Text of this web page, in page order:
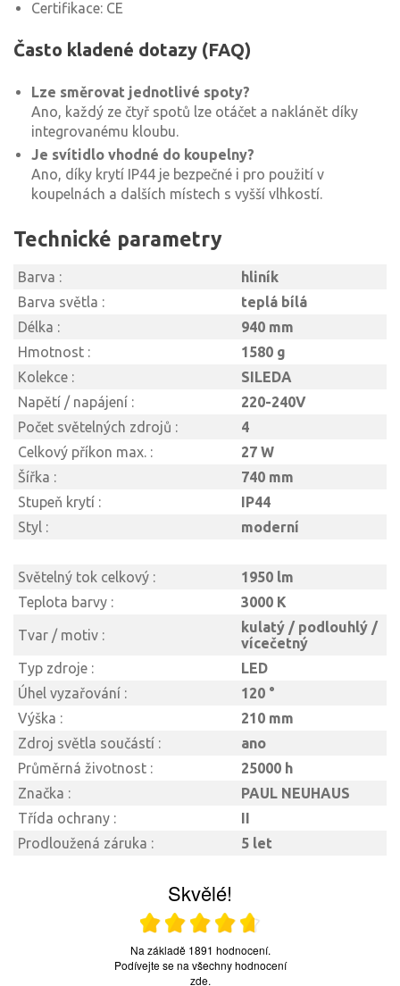
Certifikace: CE
Často kladené dotazy (FAQ)
Lze směrovat jednotlivé spoty?
Ano, každý ze čtyř spotů lze otáčet a naklánět díky
integrovanému kloubu.
Je svítidlo vhodné do koupelny?
Ano, díky krytí IP44 je bezpečné i pro použití v
koupelnách a dalších místech s vyšší vlhkostí.
Technické parametry
Barva :
hliník
Barva světla :
teplá bílá
Délka :
940 mm
Hmotnost :
1580 g
Kolekce :
SILEDA
Napětí / napájení :
220-240V
Počet světelných zdrojů :
4
Celkový příkon max. :
27 W
Šířka :
740 mm
Stupeň krytí :
IP44
Styl :
moderní
Světelný tok celkový :
1950 lm
Teplota barvy :
3000 K
Tvar / motiv :
kulatý / podlouhlý /
vícečetný
Typ zdroje :
LED
Úhel vyzařování :
120 °
Výška :
210 mm
Zdroj světla součástí :
ano
Průměrná životnost :
25000 h
Značka :
PAUL NEUHAUS
Třída ochrany :
II
Prodloužená záruka :
5 let